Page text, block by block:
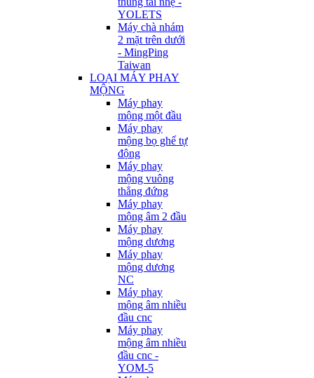
YOLETS
Máy chà nhám
2 mặt trên dưới
- MingPing
Taiwan
LOẠI MÁY PHAY
MỘNG
Máy phay
mộng một đầu
Máy phay
mộng bọ ghế tự
động
Máy phay
mộng vuông
thẳng đứng
Máy phay
mộng âm 2 đầu
Máy phay
mộng dương
Máy phay
mộng dương
NC
Máy phay
mộng âm nhiều
đầu cnc
Máy phay
mộng âm nhiều
đầu cnc -
YOM-5